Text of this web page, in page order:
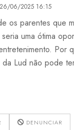
26/06/2025 16:15
os parentes que
uma ótima
Por
Lud não pode
DENUNCIAR